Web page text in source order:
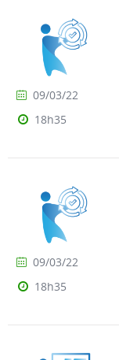
09/03/22
18h35
09/03/22
18h35